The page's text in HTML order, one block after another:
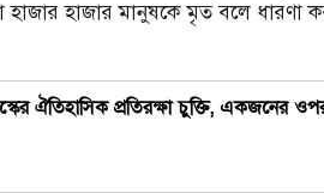
হাজার হাজার মানুষকে মৃত বলে ধারণা
ঐতিহাসিক প্রতিরক্ষা চুক্তি, একজনের